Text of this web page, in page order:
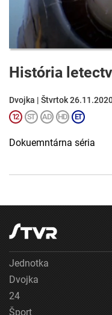
História
Dvojka | Štvrtok
Dokuemntárna séria
Jednotka
Dvojka
24
Šport